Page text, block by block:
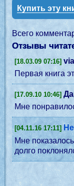
Купить эту
Всего
Отзывы
[18.03.09 07:16]
Первая книга
[17.09.10 10:46]
Мне
[04.11.16 17:11]
Мне показалось слишком уж много намешано и
долго